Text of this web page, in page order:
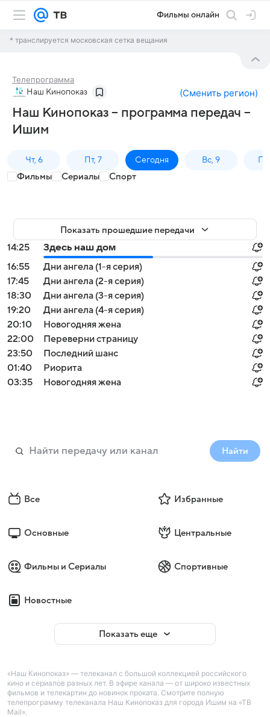
Фильмы онлайн
* транслируется московская сетка вещания
Телепрограмма
Наш Кинопоказ (Сменить регион)
Наш Кинопоказ – программа передач –
Ишим
Чт, 6 Пт, 7 Сегодня Вс, 9
Фильмы Сериалы Спорт
Показать прошедшие передачи
14:25
Здесь наш дом
16:55
Дни ангела (1-я серия)
17:45
Дни ангела (2-я серия)
18:30
Дни ангела (3-я серия)
19:20
Дни ангела (4-я серия)
20:10
Новогодняя жена
22:00
Переверни страницу
23:50
Последний шанс
01:40
Риорита
03:35
Новогодняя жена
Найти
Все Избранные
Основные Центральные
Фильмы и Сериалы Спортивные
Новостные
Показать еще
«Наш Кинопоказ» — телеканал с большой коллекцией российского
кино и сериалов разных лет. В эфире канала — от широко известных
фильмов и телекартин до новинок проката. Смотрите полную
телепрограмму телеканала Наш Кинопоказ для города Ишим на «ТВ
Mail».